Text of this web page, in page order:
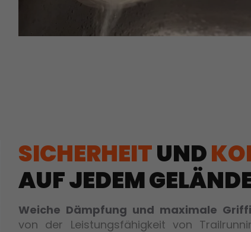
SICHERHEITUND
AUF JEDEM
Weiche Dämpfung und maximale
von der Leistungsfähigkeit von